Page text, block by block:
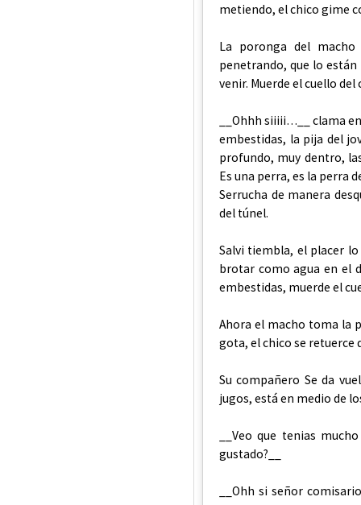
metiendo, el chico gime
La poronga del
penetrando, que lo están
venir. Muerde el cuello
__Ohhh siiiii…__ clama
embestidas, la pija del
profundo, muy dentro,
Es una perra, es la perra
Serrucha de manera
del túnel.
Salvi tiembla, el placer
brotar como agua en el
embestidas, muerde el
Ahora el macho toma la
gota, el chico se retuerce
Su compañero Se da
jugos, está en medio de
__Veo que tenias
gustado?__
__Ohh si señor